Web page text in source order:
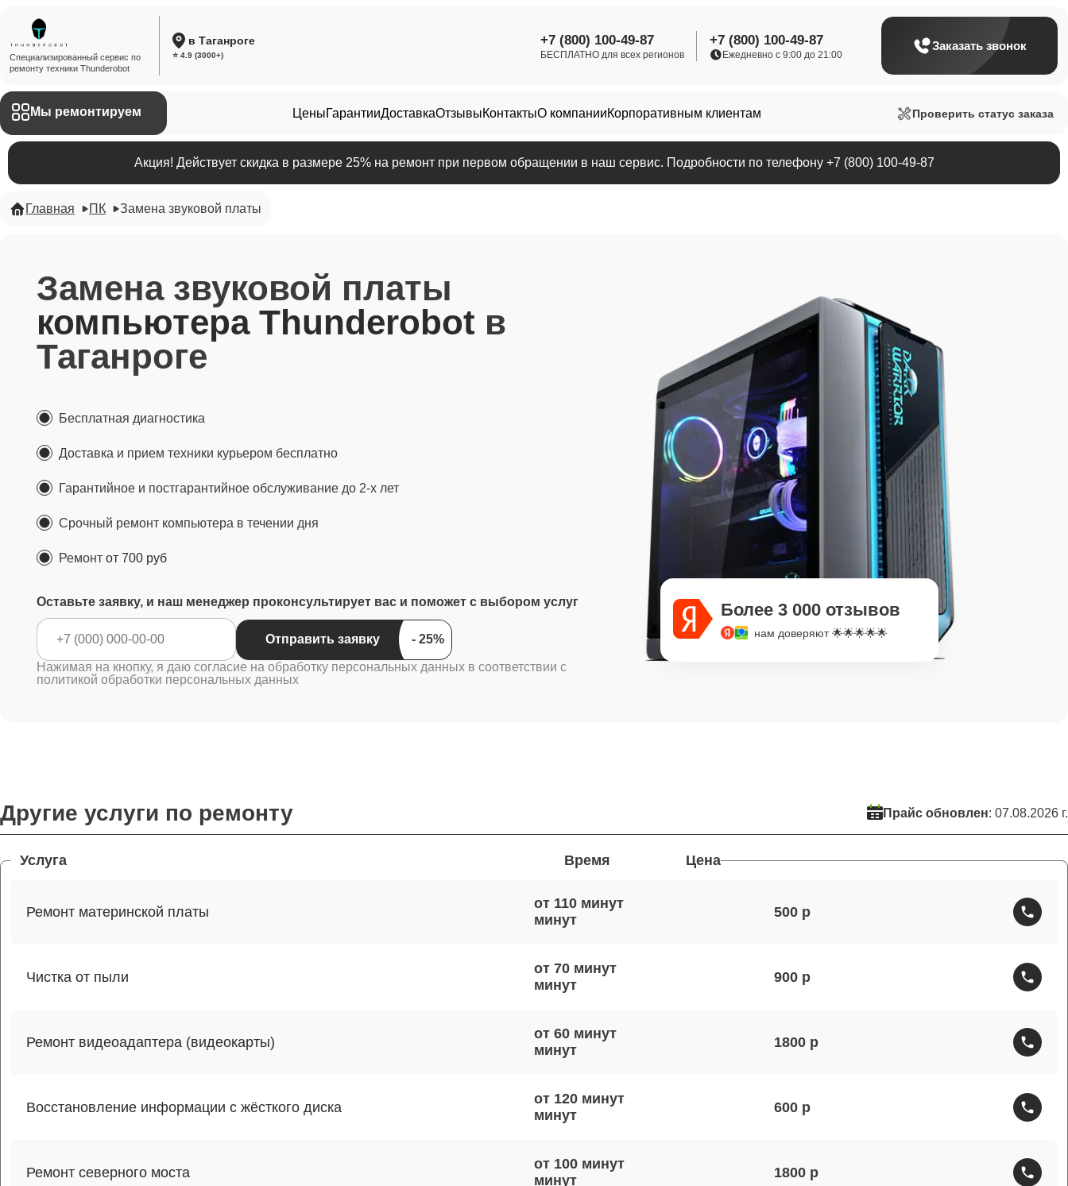
Специализированный сервис по
ремонту техники Thunderobot
в Таганроге
⭐ 4.9 (3000+)
+7 (800) 100-49-87
БЕСПЛАТНО для всех регионов
+7 (800) 100-49-87
Ежедневно с 9:00 до 21:00
Заказать звонок
Мы ремонтируем ЦеныГарантииДоставкаОтзывыКонтактыО компанииКорпоративным клиентам Проверить статус заказа
Акция! Действует скидка в размере 25% на ремонт при первом обращении в наш сервис. Подробности по телефону +7 (800) 100-49-87
Главная ПК Замена звуковой платы
Замена звуковой платы
компьютера Thunderobot в
Таганроге
Бесплатная диагностика
Доставка и прием техники курьером бесплатно
Гарантийное и постгарантийное обслуживание до 2-х лет
Срочный ремонт компьютера в течении дня
Ремонт от 700 руб
Оставьте заявку, и наш менеджер проконсультирует вас и поможет с выбором услуг
Отправить заявку
Нажимая на кнопку, я даю согласие на обработку персональных данных в соответствии с
политикой обработки персональных данных
Более 3 000 отзывов
нам доверяют 🌟🌟🌟🌟🌟
Другие услуги по ремонту Прайс обновлен: 07.08.2026 г.
Услуга Время Цена
Ремонт материнской платы
от 110 минут
500
Чистка от пыли
от 70 минут
900
Ремонт видеоадаптера (видеокарты)
от 60 минут
1800
Восстановление информации с жёсткого диска
от 120 минут
600
Ремонт северного моста
от 100 минут
1800